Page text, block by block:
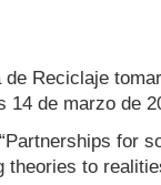
de Reciclaje
14 de marzo de
for
to